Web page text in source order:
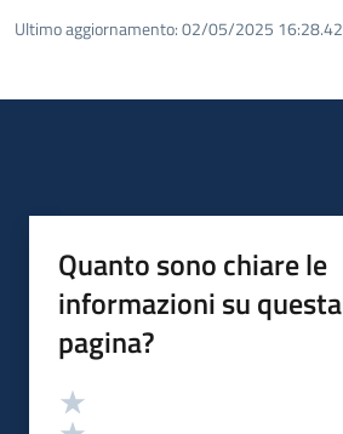
Ultimo aggiornamento:02/05/2025 16:28.42
Quanto sono chiare le
informazioni su questa
pagina?
Valutazione